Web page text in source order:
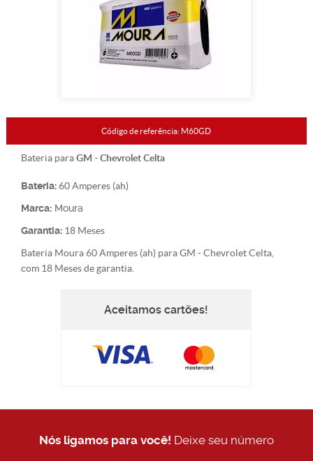
Código de referência: M60GD
Bateria paraGM - Chevrolet Celta
Bateria:60 Amperes (ah)
Marca: Moura
Garantia: 18 Meses
Bateria Moura 60 Amperes (ah) para GM - Chevrolet Celta,
com 18 Meses de garantia.
Aceitamos cartões!
Nós ligamos para você! Deixe seu número